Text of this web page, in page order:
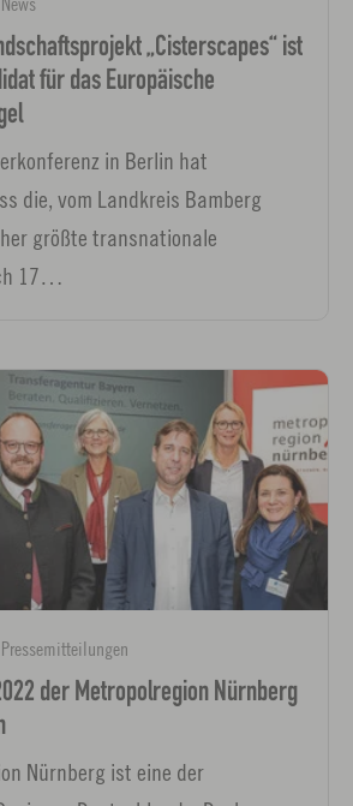
„Cisterscapes“ ist
für das Europäische
in Berlin hat
die, vom Landkreis Bamberg
größte transnationale
17…
Pressemitteilungen
der Metropolregion Nürnberg
Nürnberg ist eine der